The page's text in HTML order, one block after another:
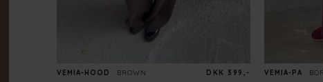
VEMIA-HOOD BROWN DKK 399,- VEMIA-PA